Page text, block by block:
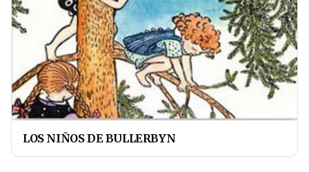
LOS NIÑOS DE BULLERBYN